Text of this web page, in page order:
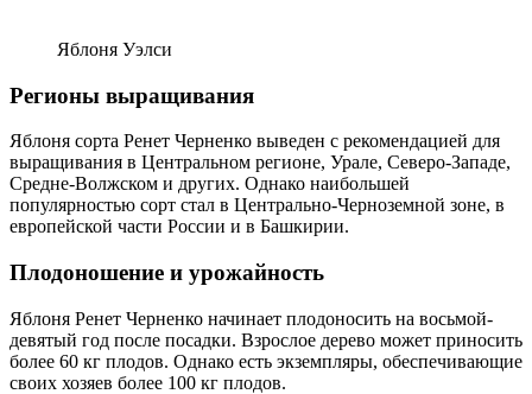
Яблоня Уэлси
Регионы выращивания
Яблоня сорта Ренет Черненко выведен с рекомендацией для
выращивания в Центральном регионе, Урале, Северо-Западе,
Средне-Волжском и других. Однако наибольшей
популярностью сорт стал в Центрально-Черноземной зоне, в
европейской части России и в Башкирии.
Плодоношение и урожайность
Яблоня Ренет Черненко начинает плодоносить на восьмой-
девятый год после посадки. Взрослое дерево может приносить
более 60 кг плодов. Однако есть экземпляры, обеспечивающие
своих хозяев более 100 кг плодов.